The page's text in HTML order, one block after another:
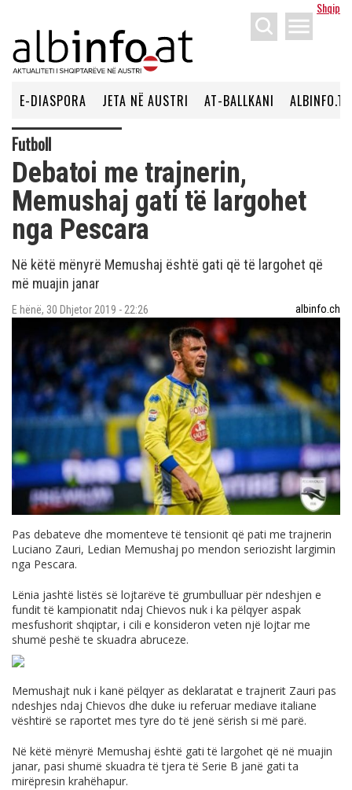
Shqip
menu
E-DIASPORA JETA NË AUSTRI AT-BALLKANI ALBINFO.TV
Futboll
Debatoi me trajnerin,
Memushaj gati të largohet
nga Pescara
Në këtë mënyrë Memushaj është gati që të largohet që
më muajin janar
E hënë, 30 Dhjetor 2019 - 22:26 albinfo.ch
Pas debateve dhe momenteve të tensionit që pati me trajnerin
Luciano Zauri, Ledian Memushaj po mendon seriozisht largimin
nga Pescara.
Lënia jashtë listës së lojtarëve të grumbulluar për ndeshjen e
fundit të kampionatit ndaj Chievos nuk i ka pëlqyer aspak
mesfushorit shqiptar, i cili e konsideron veten një lojtar me
shumë peshë te skuadra abruceze.
Memushajt nuk i kanë pëlqyer as deklaratat e trajnerit Zauri pas
ndeshjes ndaj Chievos dhe duke iu referuar mediave italiane
vështirë se raportet mes tyre do të jenë sërish si më parë.
Në këtë mënyrë Memushaj është gati të largohet që në muajin
janar, pasi shumë skuadra të tjera të Serie B janë gati ta
mirëpresin krahëhapur.